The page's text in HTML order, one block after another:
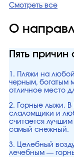
Смотреть все
О
Пять причин
1. Пляжи на
черным, богатым
отличное место
2. Горные лыжи. В
слаломщики и
считается
самый снежный.
3. Целебный
лечебным —